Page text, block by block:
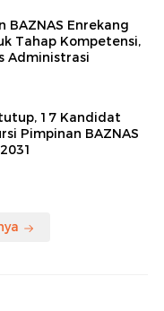
BAZNAS Enrekang
Tahap Kompetensi,
Administrasi
17 Kandidat
Pimpinan BAZNAS